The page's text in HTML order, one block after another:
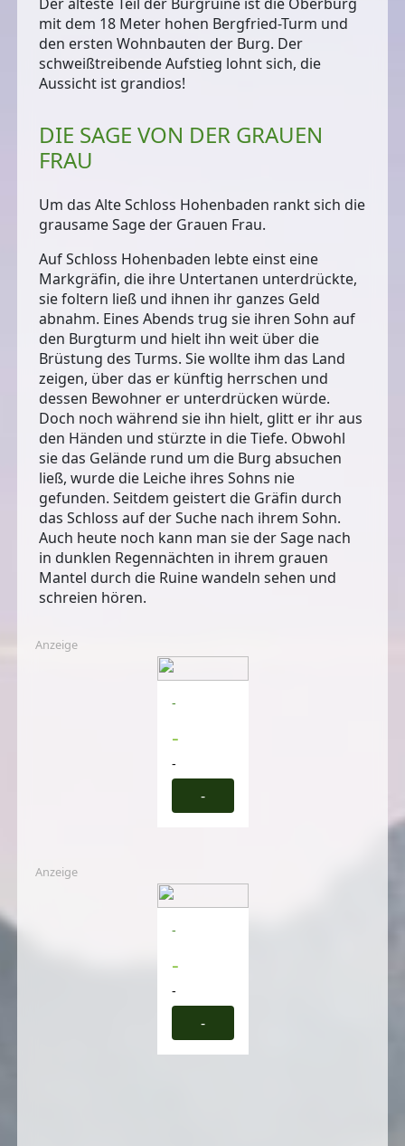
mit dem 18 Meter hohen Bergfried-Turm und
den ersten Wohnbauten der Burg. Der
schweißtreibende Aufstieg lohnt sich, die
Aussicht ist grandios!
DIE SAGE VON DER GRAUEN
FRAU
Um das Alte Schloss Hohenbaden rankt sich die
grausame Sage der Grauen Frau.
Auf Schloss Hohenbaden lebte einst eine
Markgräfin, die ihre Untertanen unterdrückte,
sie foltern ließ und ihnen ihr ganzes Geld
abnahm. Eines Abends trug sie ihren Sohn auf
den Burgturm und hielt ihn weit über die
Brüstung des Turms. Sie wollte ihm das Land
zeigen, über das er künftig herrschen und
dessen Bewohner er unterdrücken würde.
Doch noch während sie ihn hielt, glitt er ihr aus
den Händen und stürzte in die Tiefe. Obwohl
sie das Gelände rund um die Burg absuchen
ließ, wurde die Leiche ihres Sohns nie
gefunden. Seitdem geistert die Gräfin durch
das Schloss auf der Suche nach ihrem Sohn.
Auch heute noch kann man sie der Sage nach
in dunklen Regennächten in ihrem grauen
Mantel durch die Ruine wandeln sehen und
schreien hören.
Anzeige
-
-
-
-
Anzeige
-
-
-
-